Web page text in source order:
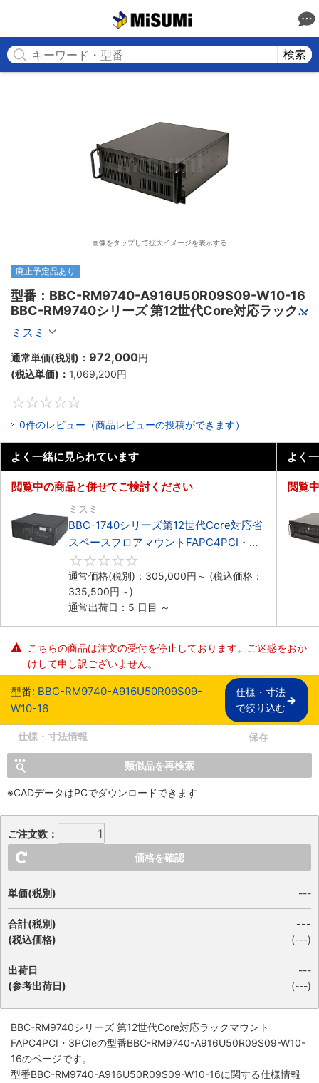
検索
画像をタップして拡大イメージを表示する
廃止予定品あり
型番：BBC-RM9740-A916U50R09S09-W10-16
BBC-RM9740シリーズ 第12世代Core対応ラック
マウントFAPC4PCI・3PCIe
ミスミ
通常単価(税別)： 972,000円
(税込単価)： 1,069,200円
0件のレビュー（商品レビューの投稿ができます）
よく一緒に見られています
閲覧中の商品と併せてご検討ください
ミスミ
BBC-1740シリーズ第12世代Core対応省
スペースフロアマウントFAPC4PCI・
3PCIe
通常価格(税別)： 305,000円 ～ (税込価格：
335,500円 ～)
通常出荷日：5 日目 ～
よく
閲覧
こちらの商品は注文の受付を停止しております。ご迷惑をおか
けして申し訳ございません。
型番: BBC-RM9740-A916U50R09S09-
W10-16
仕様・寸法
で絞り込む
仕様・寸法情報 保存
類似品を再検索
※CADデータはPCでダウンロードできます
ご注文数：
価格を確認
単価(税別) ---
合計(税別)
(税込価格)
---
(---)
出荷日
(参考出荷日)
---
(---)
BBC-RM9740シリーズ 第12世代Core対応ラックマウント
FAPC4PCI・3PCIeの型番BBC-RM9740-A916U50R09S09-W10-
16のページです。
型番BBC-RM9740-A916U50R09S09-W10-16に関する仕様情報